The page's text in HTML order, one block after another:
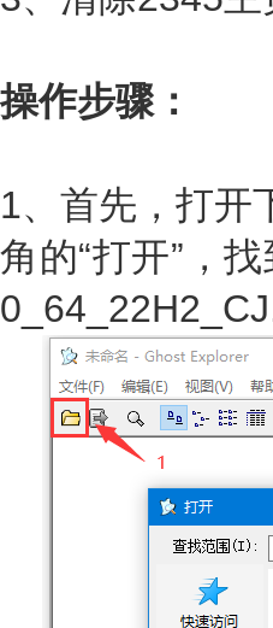
操作步骤：
1、首先，打开
角的“打开”，